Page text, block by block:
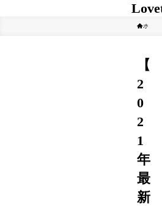
ホーム
【
2
0
2
1
年
最
新